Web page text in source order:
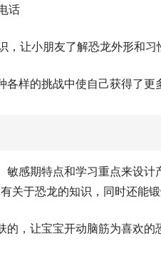
话
，让小朋友了解恐龙外形和习
样的挑战中使自己获得了更
敏感期特点和学习重点来设
关于恐龙的知识，同时还能
，让宝宝开动脑筋为喜欢的